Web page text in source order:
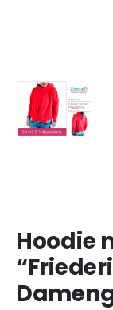
Hoodie